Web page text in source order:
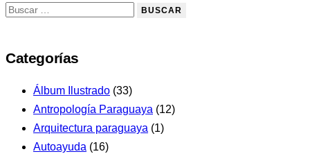
Categorías
Álbum Ilustrado (33)
Antropología Paraguaya (12)
Arquitectura paraguaya (1)
Autoayuda (16)